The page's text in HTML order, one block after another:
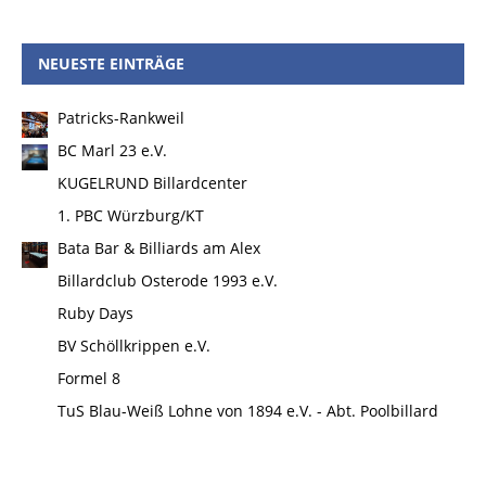
NEUESTE EINTRÄGE
Patricks-Rankweil
BC Marl 23 e.V.
KUGELRUND Billardcenter
1. PBC Würzburg/KT
Bata Bar & Billiards am Alex
Billardclub Osterode 1993 e.V.
Ruby Days
BV Schöllkrippen e.V.
Formel 8
TuS Blau-Weiß Lohne von 1894 e.V. - Abt. Poolbillard